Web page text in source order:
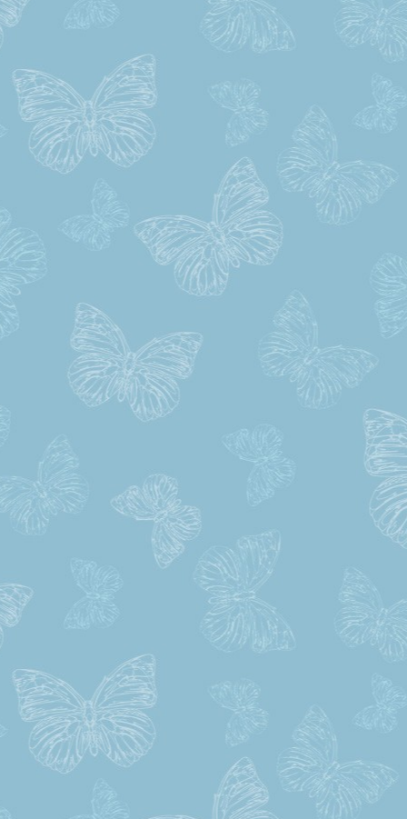
vás zpět do klidu.
U zkoušek vás podporuje od
až dokonce.
Ať se daří pane Kyselo.
Děkuji Vám.
Monika
Uplne uzasne
tomuto uz nejsou krizovatky
murou...Jste skvely..diky
Petra Pešulová
Je to již téměř rok, co jsem
kurz v autoškole TOP. Za
co mě naučil a že toho nebylo
vděčím panu Kyselovi - moc
děkuji ještě jednou za
kterou jste mě zasvětil do umu
a ovládání auta a za
užitečných a praktických rad,
DOPORUČUJI autoškolu
Vstřícné, milé, ochotné,
férové jednání všech mě
Ještě jednou děkuji.
Dobrý den, chci se zeptat na
skupinu A. Nyní mám
B,A1.dekuji
Dana Mrázová
Dnes jsem udělala poslední
a tím dokončila autoškolu . Velký
patří mému instruktorovi
Fraňkovi za bezmeznou
péči kterou mi věnoval na každé
a s kterou mě perfektně
zkoušku. Nebýt jeho,nevím zda
to někdy zvladla. Taky děkuji
opravdu TOP autoškola. Mohu
vřele doporučit. Nikdy jsem
že bz některý z nich zvýšil hlas,
mi nadal a to bych si to mockrát
zasloužila.Velký dík!!!
Kateřina
Chtěla bych této autoškole,
flexibilitu a hlavně za trpělivost!
doporučuji všem.
Eva Šafářová
Právě jsem dokončila
autoškole TOP a mohu jen
Moc děkuji úžasnému učiteli
Fr.Fraňkovi za přístup a
trpělivost a péči. Děkuji také
Kyselovi za pohodovou výuku
za rodinnou atmosféru,
autoškole vytváří. Není co
Bylo to perfektní!